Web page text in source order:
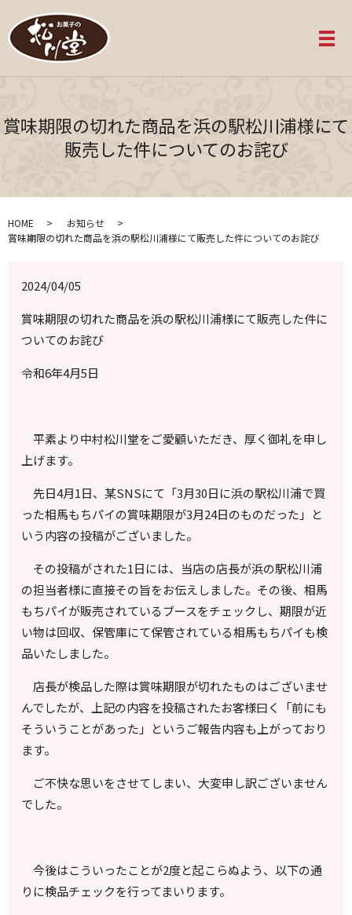
メ
賞味期限の切れた商品を浜の駅松川浦様にて
販売した件についてのお詫び
HOME
お知らせ
賞味期限の切れた商品を浜の駅松川浦様にて販売した件についてのお詫び
2024/04/05
賞味期限の切れた商品を浜の駅松川浦様にて販売した件に
ついてのお詫び
令和6年4月5日
平素より中村松川堂をご愛顧いただき、厚く御礼を申し
上げます。
先日4月1日、某SNSにて「3月30日に浜の駅松川浦で買
った相馬もちパイの賞味期限が3月24日のものだった」と
いう内容の投稿がございました。
その投稿がされた1日には、当店の店長が浜の駅松川浦
の担当者様に直接その旨をお伝えしました。その後、相馬
もちパイが販売されているブースをチェックし、期限が近
い物は回収、保管庫にて保管されている相馬もちパイも検
品いたしました。
店長が検品した際は賞味期限が切れたものはございませ
んでしたが、上記の内容を投稿されたお客様曰く「前にも
そういうことがあった」というご報告内容も上がっており
ます。
ご不快な思いをさせてしまい、大変申し訳ございません
でした。
今後はこういったことが2度と起こらぬよう、以下の通
りに検品チェックを行ってまいります。